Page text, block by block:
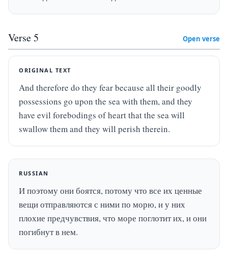
Verse5 Open verse
ORIGINAL TEXT
And therefore do they fear because all their goodly
possessions go upon the sea with them, and they
have evil forebodings of heart that the sea will
swallow them and they will perish therein.
RUSSIAN
И поэтому они боятся, потому что все их ценные
вещи отправляются с ними по морю, и у них
плохие предчувствия, что море поглотит их, и они
погибнут в нем.